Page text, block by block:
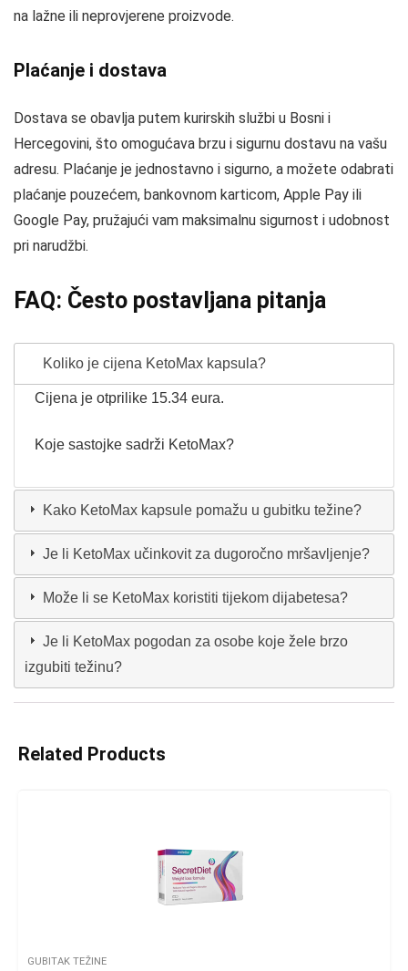
na lažne ili neprovjerene proizvode.
Plaćanje i dostava
Dostava se obavlja putem kurirskih službi u Bosni i
Hercegovini, što omogućava brzu i sigurnu dostavu na vašu
adresu. Plaćanje je jednostavno i sigurno, a možete odabrati
plaćanje pouzećem, bankovnom karticom, Apple Pay ili
Google Pay, pružajući vam maksimalnu sigurnost i udobnost
pri narudžbi.
FAQ: Često postavljana pitanja
Koliko je cijena KetoMax kapsula?
Cijena je otprilike 15.34 eura.
Koje sastojke sadrži KetoMax?
Kako KetoMax kapsule pomažu u gubitku težine?
Je li KetoMax učinkovit za dugoročno mršavljenje?
Može li se KetoMax koristiti tijekom dijabetesa?
Je li KetoMax pogodan za osobe koje žele brzo
izgubiti težinu?
Related Products
GUBITAK TEŽINE